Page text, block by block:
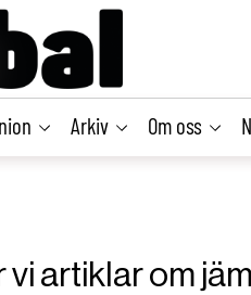
Arkiv Om oss
vi artiklar om